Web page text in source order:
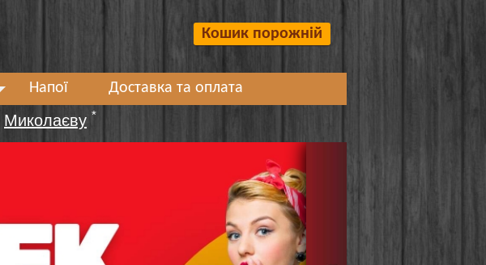
Кошик порожній
Напої Доставка та оплата
Миколаєву *